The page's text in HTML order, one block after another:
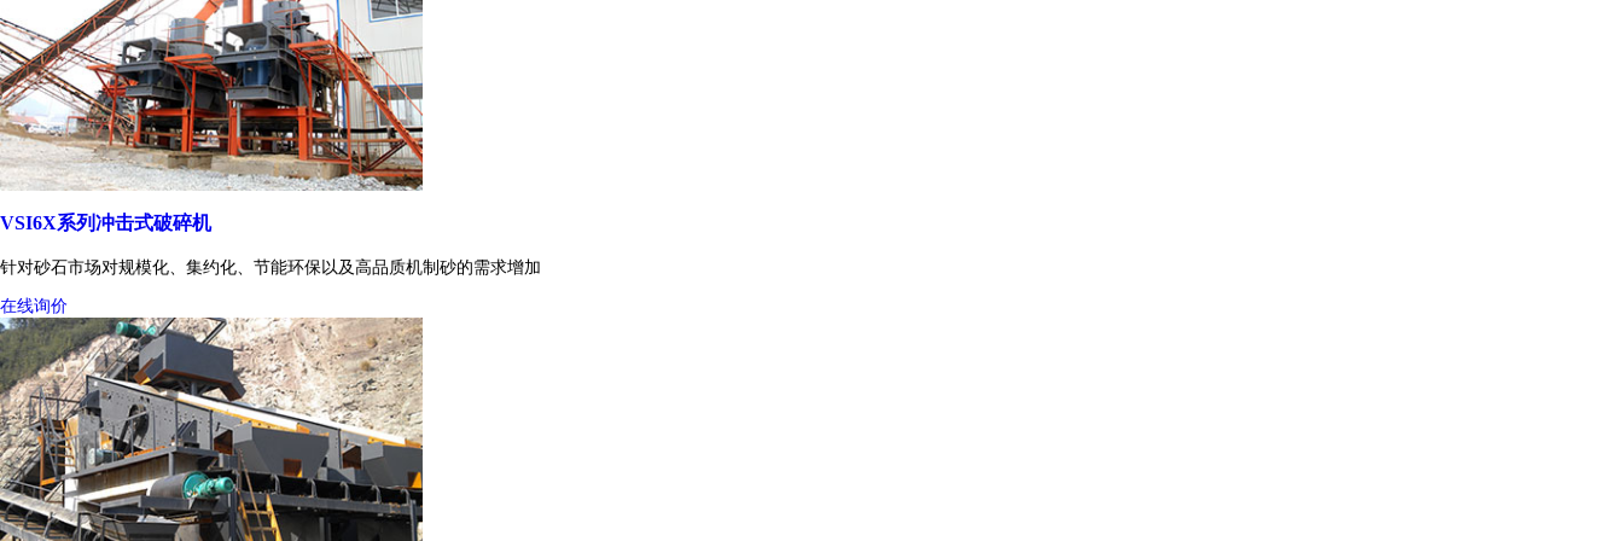
VSI6X系列冲击式破碎机
针对砂石市场对规模化、集约化、节能环保以及高品质机制砂的需求增加
在线询价